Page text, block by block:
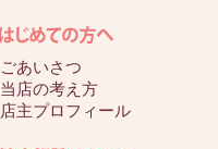
ごあいさつ
当店の考え方
店主プロフィール